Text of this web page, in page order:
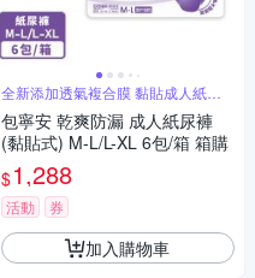
全新添加透氣複合膜 黏貼成人紙尿
褲
包寧安 乾爽防漏 成人紙尿褲
(黏貼式) M-L/L-XL 6包/箱 箱購
$1,288
活動 券
加入購物車